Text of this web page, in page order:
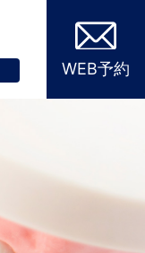
WEB予約